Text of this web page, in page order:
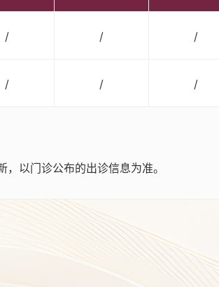
/ / /
/ / /
以门诊公布的出诊信息为准。